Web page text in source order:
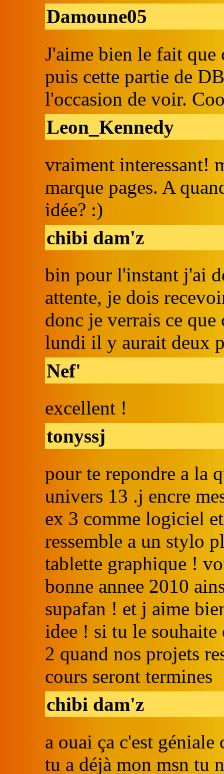
Damoune05
J'aime bien le fait que
puis cette partie de
l'occasion de voir.
Leon_Kennedy
vraiment interessant!
marque pages. A
idée? :)
chibi dam'z
bin pour l'instant j'ai
attente, je dois
donc je verrais ce
lundi il y aurait deux
Nef'
excellent !
tonyssj
pour te repondre a la
univers 13 .j encre
ex 3 comme logiciel
ressemble a un stylo
tablette graphique !
bonne annee 2010
supafan ! et j aime
idee ! si tu le
2 quand nos projets
cours seront termines
chibi dam'z
a ouai ça c'est géniale
tu a déjà mon msn tu